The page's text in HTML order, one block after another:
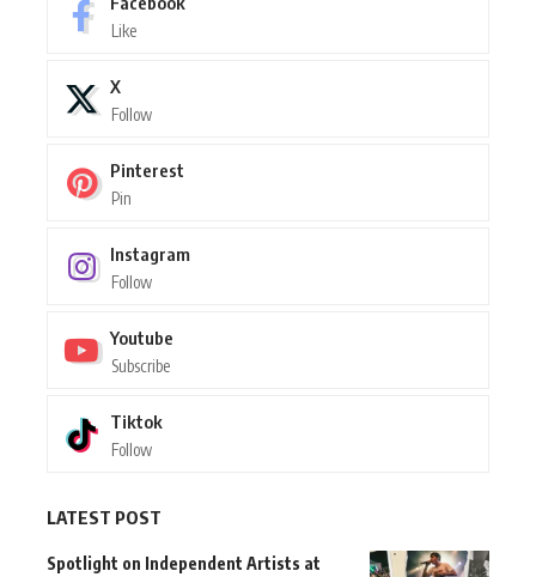
Like
X
Follow
Pinterest
Pin
Instagram
Follow
Youtube
Subscribe
Tiktok
Follow
LATEST POST
Spotlight on Independent Artists at